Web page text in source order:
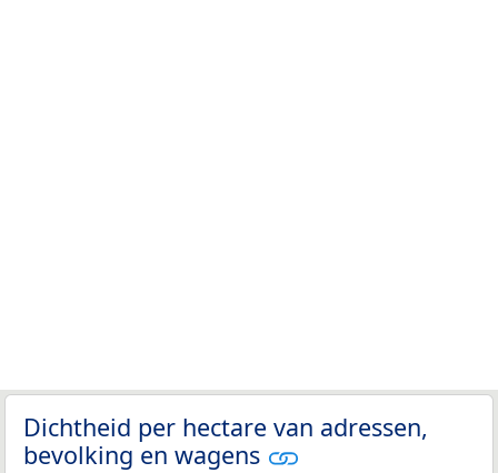
Dichtheid per hectare van adressen,
bevolking en wagens